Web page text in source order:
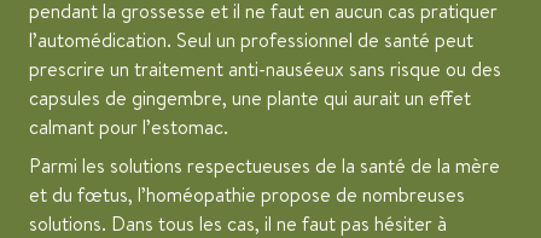
pendant la grossesse et il ne faut en aucun cas pratiquer
l’automédication. Seul un professionnel de santé peut
prescrire un traitement anti-nauséeux sans risque ou des
capsules de gingembre, une plante qui aurait un effet
calmant pour l’estomac.
Parmi les solutions respectueuses de la santé de la mère
et du fœtus, l’homéopathie propose de nombreuses
solutions. Dans tous les cas, il ne faut pas hésiter à